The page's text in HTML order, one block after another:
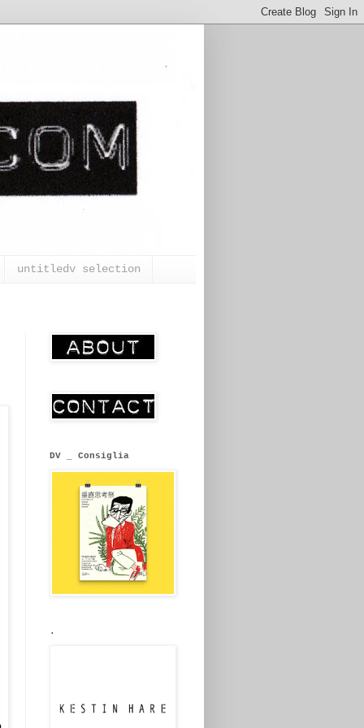
untitledv selection
DV _ Consiglia
.